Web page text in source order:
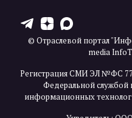
T Z X
© Отраслевой портал
media
Регистрация СМИ ЭЛ №ФС
Федеральной службой
информационных